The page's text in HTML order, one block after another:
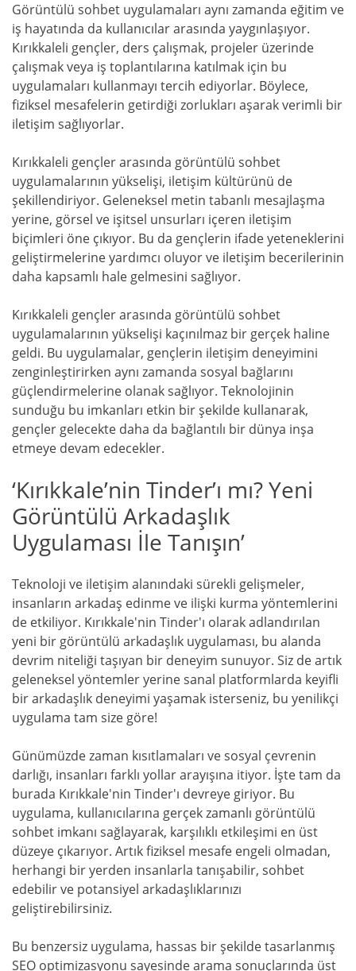
Görüntülü sohbet uygulamaları aynı zamanda eğitim ve
iş hayatında da kullanıcılar arasında yaygınlaşıyor.
Kırıkkaleli gençler, ders çalışmak, projeler üzerinde
çalışmak veya iş toplantılarına katılmak için bu
uygulamaları kullanmayı tercih ediyorlar. Böylece,
fiziksel mesafelerin getirdiği zorlukları aşarak verimli bir
iletişim sağlıyorlar.
Kırıkkaleli gençler arasında görüntülü sohbet
uygulamalarının yükselişi, iletişim kültürünü de
şekillendiriyor. Geleneksel metin tabanlı mesajlaşma
yerine, görsel ve işitsel unsurları içeren iletişim
biçimleri öne çıkıyor. Bu da gençlerin ifade yeteneklerini
geliştirmelerine yardımcı oluyor ve iletişim becerilerinin
daha kapsamlı hale gelmesini sağlıyor.
Kırıkkaleli gençler arasında görüntülü sohbet
uygulamalarının yükselişi kaçınılmaz bir gerçek haline
geldi. Bu uygulamalar, gençlerin iletişim deneyimini
zenginleştirirken aynı zamanda sosyal bağlarını
güçlendirmelerine olanak sağlıyor. Teknolojinin
sunduğu bu imkanları etkin bir şekilde kullanarak,
gençler gelecekte daha da bağlantılı bir dünya inşa
etmeye devam edecekler.
‘Kırıkkale’nin Tinder’ı mı? Yeni
Görüntülü Arkadaşlık
Uygulaması İle Tanışın’
Teknoloji ve iletişim alanındaki sürekli gelişmeler,
insanların arkadaş edinme ve ilişki kurma yöntemlerini
de etkiliyor. Kırıkkale'nin Tinder'ı olarak adlandırılan
yeni bir görüntülü arkadaşlık uygulaması, bu alanda
devrim niteliği taşıyan bir deneyim sunuyor. Siz de artık
geleneksel yöntemler yerine sanal platformlarda keyifli
bir arkadaşlık deneyimi yaşamak isterseniz, bu yenilikçi
uygulama tam size göre!
Günümüzde zaman kısıtlamaları ve sosyal çevrenin
darlığı, insanları farklı yollar arayışına itiyor. İşte tam da
burada Kırıkkale'nin Tinder'ı devreye giriyor. Bu
uygulama, kullanıcılarına gerçek zamanlı görüntülü
sohbet imkanı sağlayarak, karşılıklı etkileşimi en üst
düzeye çıkarıyor. Artık fiziksel mesafe engeli olmadan,
herhangi bir yerden insanlarla tanışabilir, sohbet
edebilir ve potansiyel arkadaşlıklarınızı
geliştirebilirsiniz.
Bu benzersiz uygulama, hassas bir şekilde tasarlanmış
SEO optimizasyonu sayesinde arama sonuçlarında üst